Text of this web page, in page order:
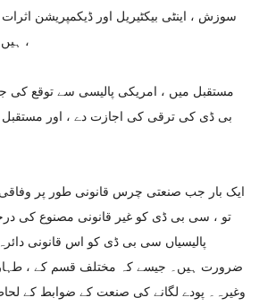
سوزش ، اینٹی بیکٹیریل اور ڈیکمپریشن
ہیں۔ چینلز کے نقطہ نظر سے ،
بی ڈی کی ترقی کی اجازت دے ، اور مستقبل
ایک بار جب صنعتی چرس قانونی طور پر
تو ، سی بی ڈی کو غیر قانونی مصنوع کی درجہ
پالیسیاں سی بی ڈی کو اس قانونی
ضرورت ہیں۔ جیسے کہ مختلف قسم کے ،
وغیرہ۔ پودے لگانے کی صنعت کے ضوابط کے